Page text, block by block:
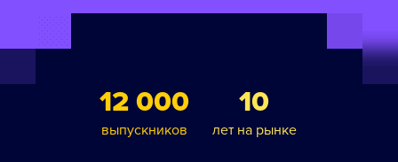
12 000
выпускников
10
лет на рынке